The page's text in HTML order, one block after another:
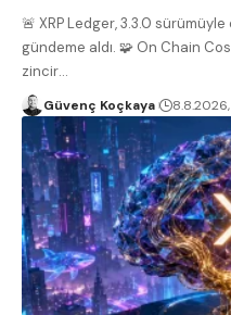
🚨 XRP Ledger, 3.3.0
gündeme aldı. 🧩 On Chain
zincir…
Güvenç Koçkaya 8.8.2026,